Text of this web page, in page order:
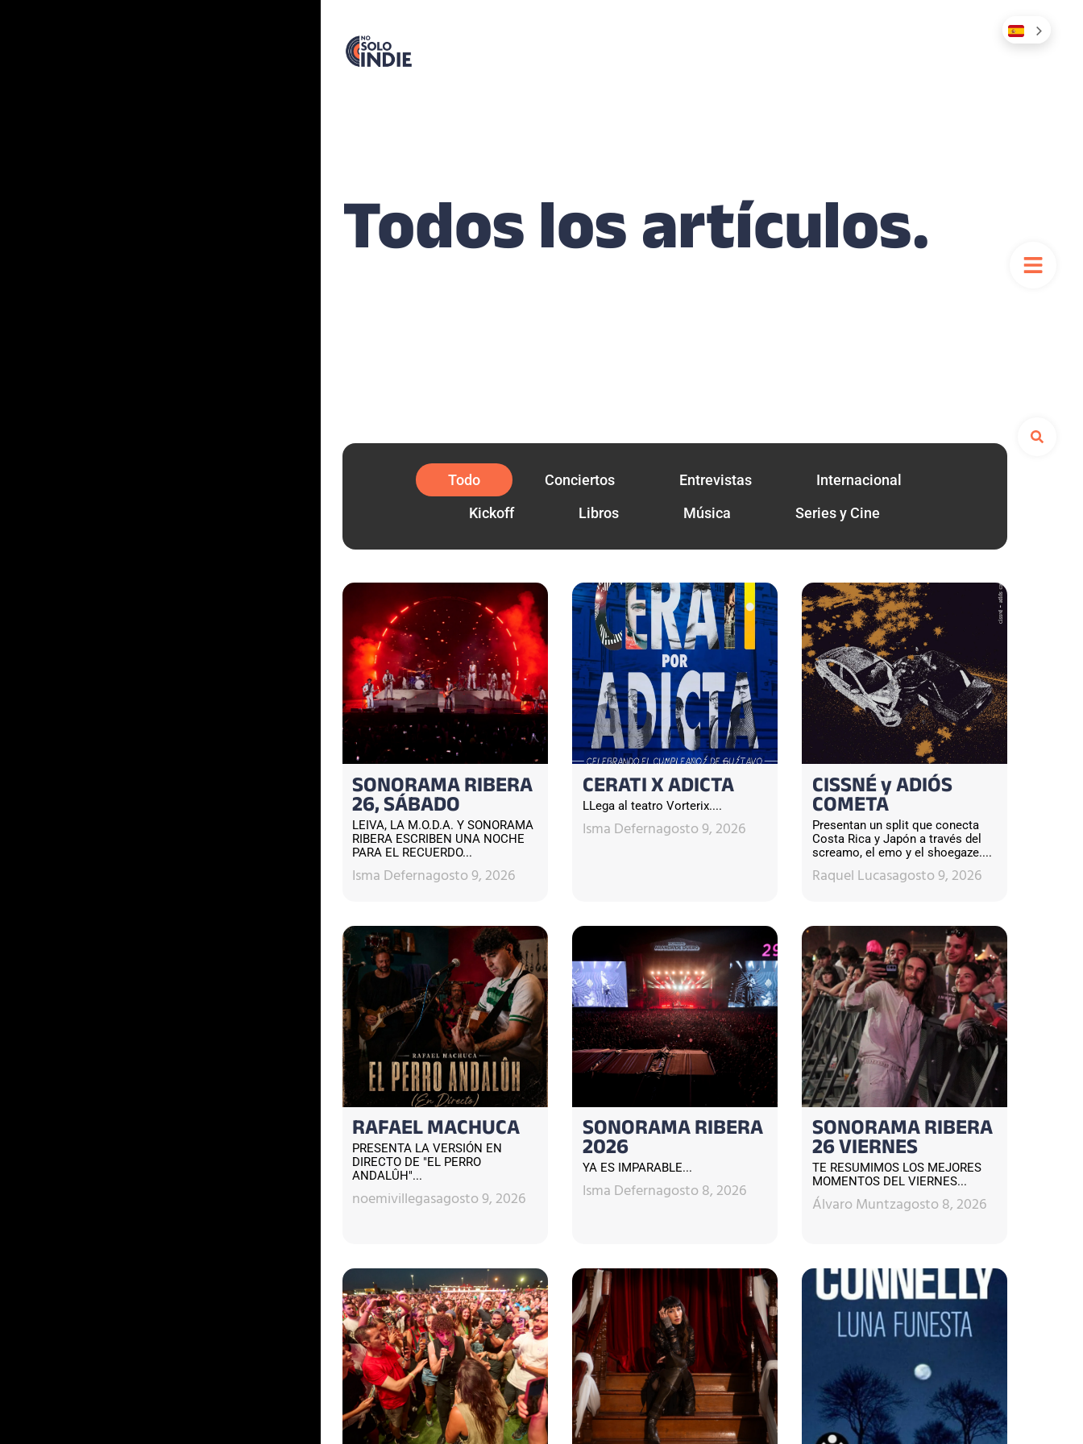
Todos los artículos.
Conciertos Entrevistas
Internacional
Kickoff
Libros Música Series y Cine
Todo
SONORAMA RIBERA
26, SÁBADO
LEIVA, LA M.O.D.A. Y SONORAMA
RIBERA ESCRIBEN UNA NOCHE
PARA EL RECUERDO...
Isma Defernagosto 9, 2026
CERATI X ADICTA
LLega al teatro Vorterix....
Isma Defernagosto 9, 2026
CISSNÉ y ADIÓS
COMETA
Presentan un split que conecta
Costa Rica y Japón a través del
screamo, el emo y el shoegaze....
Raquel Lucasagosto 9, 2026
RAFAEL MACHUCA
PRESENTA LA VERSIÓN EN
DIRECTO DE "EL PERRO
ANDALÛH"...
noemivillegasagosto 9, 2026
SONORAMA RIBERA
2026
YA ES IMPARABLE...
Isma Defernagosto 8, 2026
SONORAMA RIBERA
26 VIERNES
TE RESUMIMOS LOS MEJORES
MOMENTOS DEL VIERNES...
Álvaro Muntzagosto 8, 2026